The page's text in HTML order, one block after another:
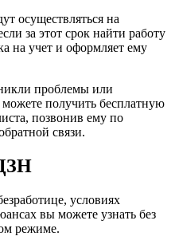
осуществляться на
за этот срок найти работу
на учет и оформляет ему
проблемы или
получить бесплатную
позвонив ему по
связи.
условиях
вы можете узнать без
режиме.